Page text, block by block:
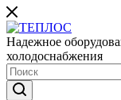
Надежное
холодоснабжения